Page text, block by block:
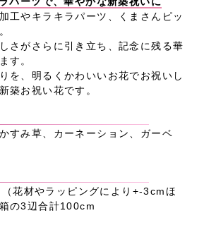
工やキラキラパーツ、くまさんピッ
さがさらに引き立ち、記念に残る華
す。
を、明るくかわいいお花でお祝いし
築お祝い花です。
すみ草、カーネーション、ガーベ
花材やラッピングにより+-3cmほ
の3辺合計100cm